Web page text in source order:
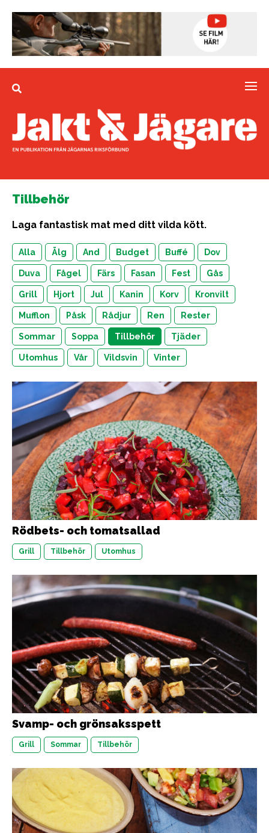
Tillbehör
Laga fantastisk mat med ditt vilda kött.
Alla Älg And Budget Buffé Dov
Duva Fågel Färs Fasan Fest Gås
Grill Hjort Jul Kanin Korv Kronvilt
Mufflon Påsk Rådjur Ren Rester
Sommar Soppa Tillbehör Tjäder
Utomhus Vår Vildsvin Vinter
Rödbets- och tomatsallad
Grill Tillbehör Utomhus
Svamp- och grönsaksspett
Grill Sommar Tillbehör